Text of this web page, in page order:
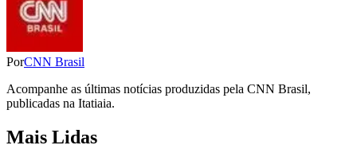
PorCNN Brasil
Acompanhe as últimas notícias produzidas pela CNN Brasil,
publicadas na Itatiaia.
Mais Lidas